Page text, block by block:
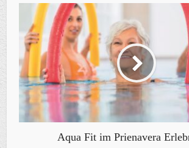
Aqua Fit im Prienavera